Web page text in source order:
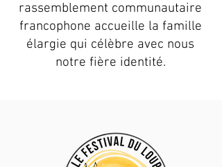
rassemblement communautaire
francophone accueille la famille
élargie qui célèbre avec nous
notre fière identité.